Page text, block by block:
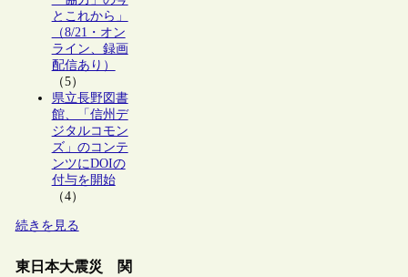
とこれから」
（8/21・オン
ライン、録画
配信あり）
（5）
県立長野図書
館、「信州デ
ジタルコモン
ズ」のコンテ
ンツにDOIの
付与を開始
（4）
続きを見る
東日本大震災 関